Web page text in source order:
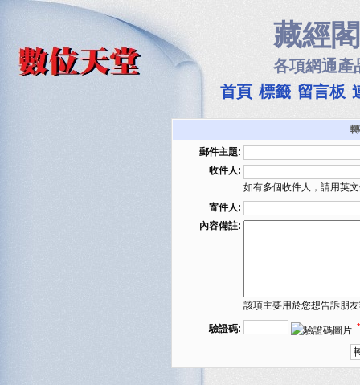
藏經閣
各項網通產
首頁 標籤 留言板
郵件主題:
收件人:
如有多個收件人，請用英
寄件人:
內容備註:
該項主要用於您想告訴朋
驗證碼: *